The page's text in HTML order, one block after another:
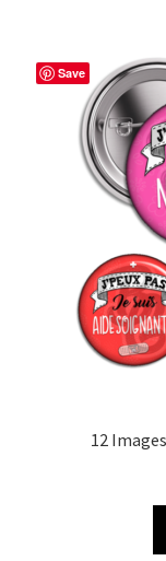
Save
12